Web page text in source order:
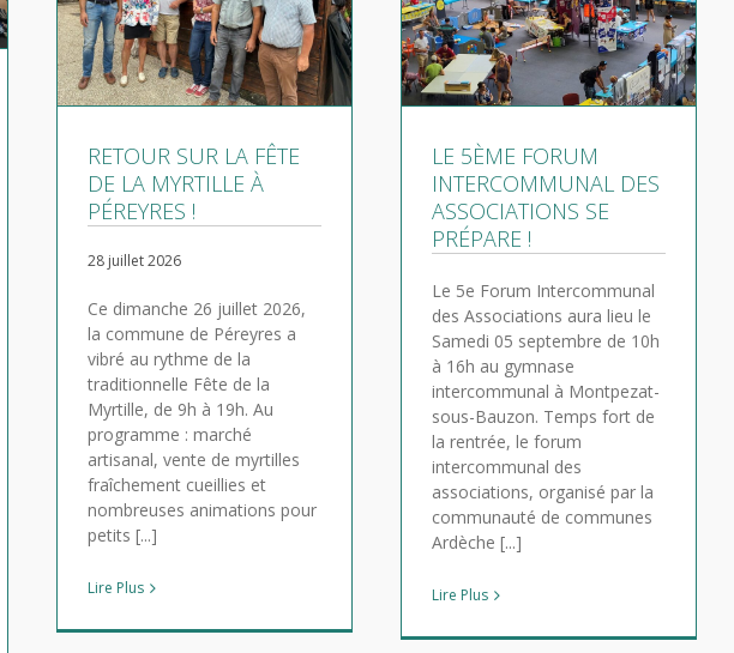
RETOUR SUR LA FÊTE
DE LA MYRTILLE À
PÉREYRES !
28 juillet 2026
Ce dimanche 26 juillet 2026,
la commune de Péreyres a
vibré au rythme de la
traditionnelle Fête de la
Myrtille, de 9h à 19h. Au
programme : marché
artisanal, vente de myrtilles
fraîchement cueillies et
nombreuses animations pour
petits [...]
Lire Plus
LE 5ÈME FORUM
INTERCOMMUNAL DES
ASSOCIATIONS SE
PRÉPARE !
Le 5e Forum Intercommunal
des Associations aura lieu le
Samedi 05 septembre de 10h
à 16h au gymnase
intercommunal à Montpezat-
sous-Bauzon. Temps fort de
la rentrée, le forum
intercommunal des
associations, organisé par la
communauté de communes
Ardèche [...]
Lire Plus